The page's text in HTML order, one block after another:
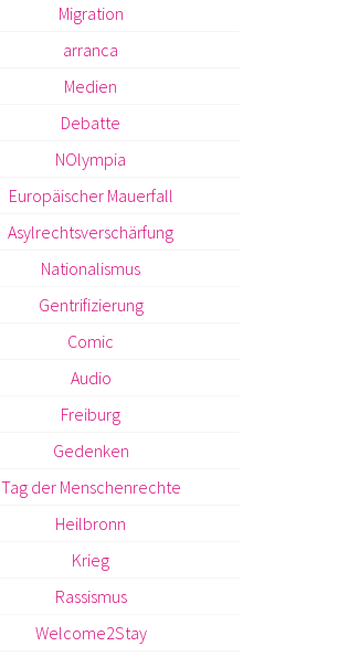
Migration
arranca
Medien
Debatte
NOlympia
Europäischer Mauerfall
Asylrechtsverschärfung
Nationalismus
Gentrifizierung
Comic
Audio
Freiburg
Gedenken
Tag der Menschenrechte
Heilbronn
Krieg
Rassismus
Welcome2Stay